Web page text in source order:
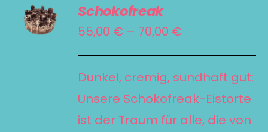
WÄHLEN
DIESES
VARIANTEN
/
Schokofreak
55,00 € – 70,00 €
55,00 €
bis
70,00 €
Dunkel, cremig, sündhaft gut:
Unsere Schokofreak-Eistorte
ist der Traum für alle, die von